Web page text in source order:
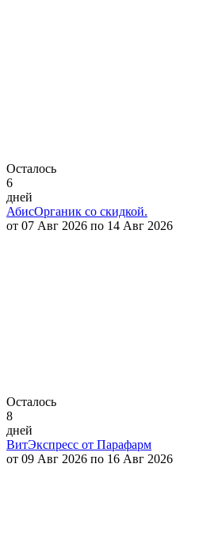
Осталось
6
дней
АбисОрганик со скидкой.
от 07 Авг 2026 по 14 Авг 2026
Осталось
8
дней
ВитЭкспресс от Парафарм
от 09 Авг 2026 по 16 Авг 2026